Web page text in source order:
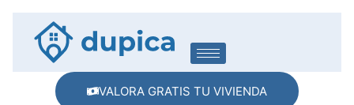
VALORA GRATIS TU VIVIENDA